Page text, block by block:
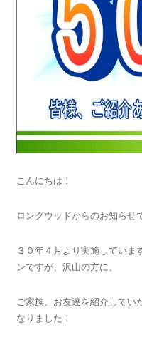
こんにちは！
ロングウッドからのお知らせ
３０年４月より実施していま
ンですが、沢山の方に、
ご家族、お友達を紹介してい
なりました！